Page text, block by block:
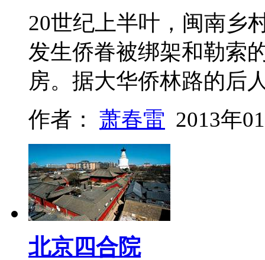
20世纪上半叶，闽南乡
发生侨眷被绑架和勒索
房。据大华侨林路的
作者： 萧春雷 2013年
北京四合院